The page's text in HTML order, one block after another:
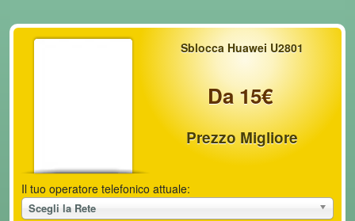
Sblocca Huawei U2801
Da 15€
Prezzo Migliore
Il tuo operatore telefonico attuale:
Scegli la Rete